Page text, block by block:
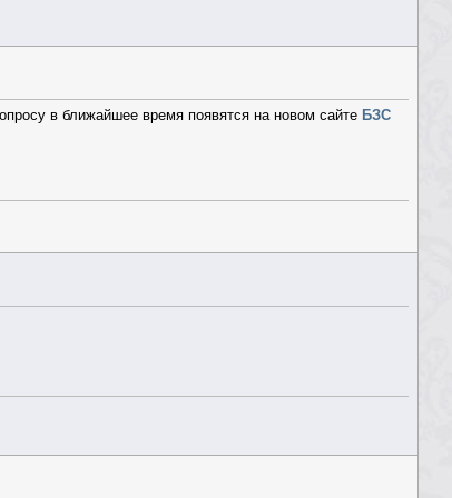
в ближайшее время появятся на новом сайте БЗС